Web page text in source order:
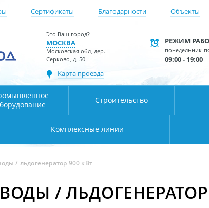
Сертификаты Благодарности Объекты
Это Ваш город?
МОСКВА
Московская обл, дер.
Серково, д. 50
Карта проезда
РЕЖИМ
понедельник-
09:00 - 19:00
Строительство
Комплексные линии
/ льдогенератор 900 кВт
/ ЛЬДОГЕНЕРАТОР